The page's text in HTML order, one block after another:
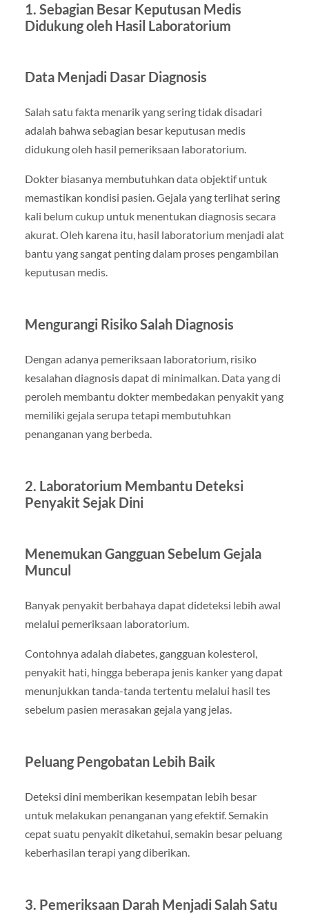
1. Sebagian Besar Keputusan Medis
Didukung oleh Hasil Laboratorium
Data Menjadi Dasar Diagnosis
Salah satu fakta menarik yang sering tidak disadari
adalah bahwa sebagian besar keputusan medis
didukung oleh hasil pemeriksaan laboratorium.
Dokter biasanya membutuhkan data objektif untuk
memastikan kondisi pasien. Gejala yang terlihat sering
kali belum cukup untuk menentukan diagnosis secara
akurat. Oleh karena itu, hasil laboratorium menjadi alat
bantu yang sangat penting dalam proses pengambilan
keputusan medis.
Mengurangi Risiko Salah Diagnosis
Dengan adanya pemeriksaan laboratorium, risiko
kesalahan diagnosis dapat di minimalkan. Data yang di
peroleh membantu dokter membedakan penyakit yang
memiliki gejala serupa tetapi membutuhkan
penanganan yang berbeda.
2. Laboratorium Membantu Deteksi
Penyakit Sejak Dini
Menemukan Gangguan Sebelum Gejala
Muncul
Banyak penyakit berbahaya dapat dideteksi lebih awal
melalui pemeriksaan laboratorium.
Contohnya adalah diabetes, gangguan kolesterol,
penyakit hati, hingga beberapa jenis kanker yang dapat
menunjukkan tanda-tanda tertentu melalui hasil tes
sebelum pasien merasakan gejala yang jelas.
Peluang Pengobatan Lebih Baik
Deteksi dini memberikan kesempatan lebih besar
untuk melakukan penanganan yang efektif. Semakin
cepat suatu penyakit diketahui, semakin besar peluang
keberhasilan terapi yang diberikan.
3. Pemeriksaan Darah Menjadi Salah Satu